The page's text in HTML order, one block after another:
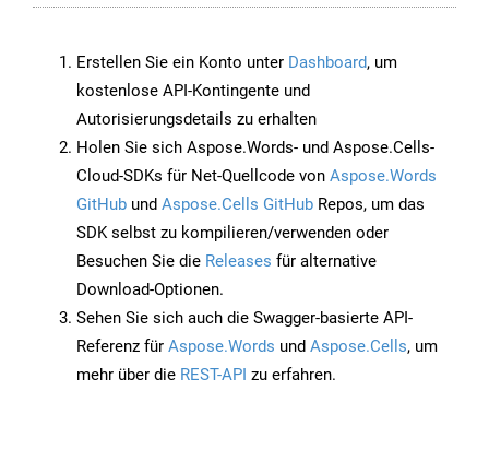
Erstellen Sie ein Konto unter Dashboard, um
kostenlose API-Kontingente und
Autorisierungsdetails zu erhalten
Holen Sie sich Aspose.Words- und Aspose.Cells-
Cloud-SDKs für Net-Quellcode von Aspose.Words
GitHub und Aspose.Cells GitHub Repos, um das
SDK selbst zu kompilieren/verwenden oder
Besuchen Sie die Releases für alternative
Download-Optionen.
Sehen Sie sich auch die Swagger-basierte API-
Referenz für Aspose.Words und Aspose.Cells, um
mehr über die REST-API zu erfahren.